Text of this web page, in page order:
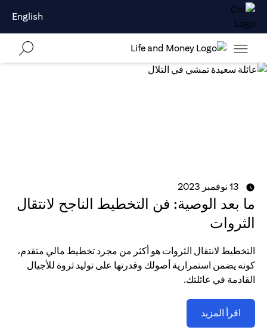
English
ما بعد الوصية: فن التخطيط الناجح لانتقال
الثروات
التخطيط لانتقال الثروات هو أكثر من مجرد تخطيط مالي متقدم،
كونه يضمن استمرارية أصولك وقدرتها على توليد ثروة للأجيال
القادمة في عائلتك.
اقرأ المزيد